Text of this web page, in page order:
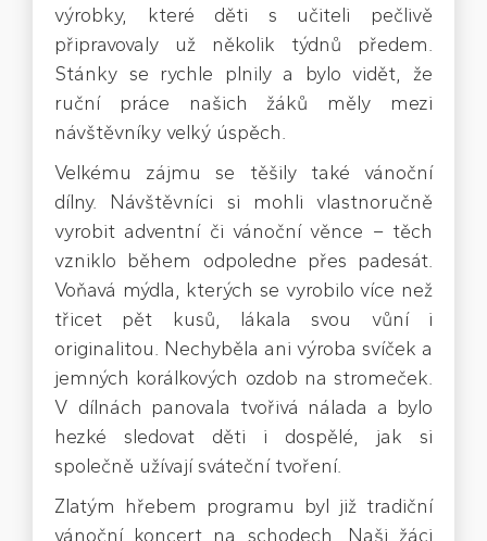
výrobky, které děti s učiteli pečlivě
připravovaly už několik týdnů předem.
Stánky se rychle plnily a bylo vidět, že
ruční práce našich žáků měly mezi
návštěvníky velký úspěch.
Velkému zájmu se těšily také vánoční
dílny. Návštěvníci si mohli vlastnoručně
vyrobit adventní či vánoční věnce – těch
vzniklo během odpoledne přes padesát.
Voňavá mýdla, kterých se vyrobilo více než
třicet pět kusů, lákala svou vůní i
originalitou. Nechyběla ani výroba svíček a
jemných korálkových ozdob na stromeček.
V dílnách panovala tvořivá nálada a bylo
hezké sledovat děti i dospělé, jak si
společně užívají sváteční tvoření.
Zlatým hřebem programu byl již tradiční
vánoční koncert na schodech. Naši žáci